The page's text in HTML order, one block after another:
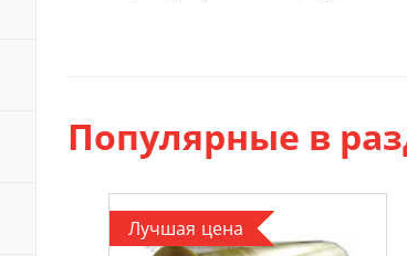
Популярные в
Лучшая цена